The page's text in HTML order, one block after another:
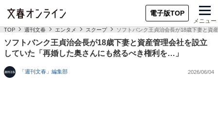
電子版TOP
メニュー
TOP 週刊文春 エンタメ スクープ ソフトバンク王貞治会長が18歳下妻と資
ソフトバンク王貞治会長が18歳下妻と資産管理会社を設立
していた「再婚した奥さんにも然るべき権利を…」
「週刊文春」編集部 2026/06/04